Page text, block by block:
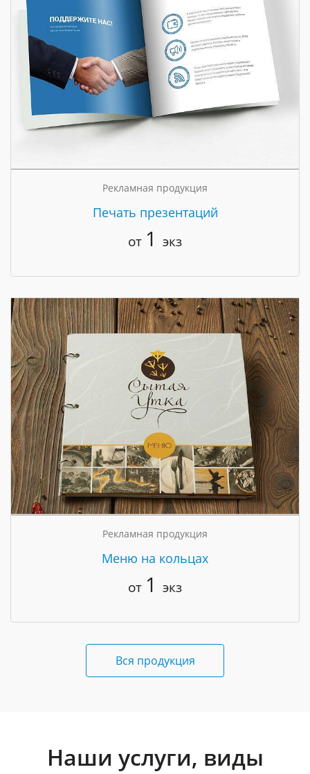
Рекламная продукция
Печать презентаций
от 1 экз
Рекламная продукция
Меню на кольцах
от 1 экз
Вся продукция
Наши услуги, виды